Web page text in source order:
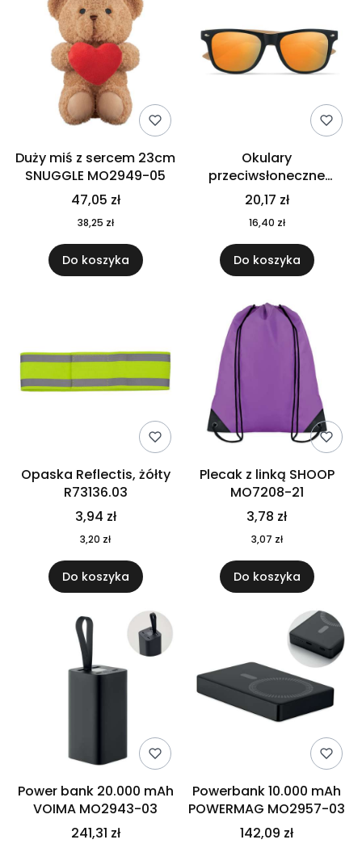
Duży miś z sercem 23cm
SNUGGLE MO2949-05
47,05 zł
38,25 zł
Do koszyka
Okulary
przeciwsłoneczne
CALIFORNIA TOUCH
MO9617-10
20,17 zł
16,40 zł
Do koszyka
Opaska Reflectis, żółty
R73136.03
3,94 zł
3,20 zł
Do koszyka
Plecak z linką SHOOP
MO7208-21
3,78 zł
3,07 zł
Do koszyka
Power bank 20.000 mAh
VOIMA MO2943-03
241,31 zł
Powerbank 10.000 mAh
POWERMAG MO2957-03
142,09 zł